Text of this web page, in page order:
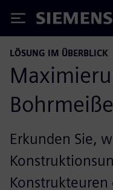
Siemens
LÖSUNG IM ÜBERBLICK
Erkunden Sie,